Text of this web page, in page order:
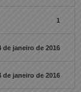
1
de janeiro de 2016
de janeiro de 2016